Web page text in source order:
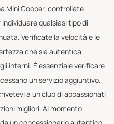
Mini Cooper, controllate
qualsiasi tipo di
Verificate la velocità e le
che sia autentica.
interni. È essenziale verificare
un servizio aggiuntivo.
a un club di appassionati
migliori. Al momento